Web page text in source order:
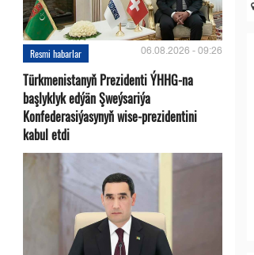
Resmi habarlar 06.08.2026 - 09:26
Türkmenistanyň Prezidenti ÝHHG-na
başlyklyk edýän Şweýsariýa
Konfederasiýasynyň wise-prezidentini
kabul etdi